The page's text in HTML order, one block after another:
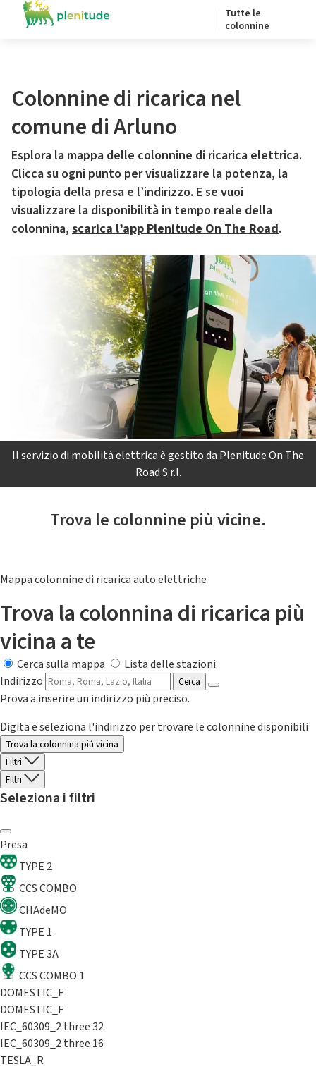
Tutte le
colonnine
Colonnine di ricarica nel
comune di Arluno
Esplora la mappa delle colonnine di ricarica elettrica.
Clicca su ogni punto per visualizzare la potenza, la
tipologia della presa e l’indirizzo. E se vuoi
visualizzare la disponibilità in tempo reale della
colonnina, scarica l’app Plenitude On The Road.
Il servizio di mobilità elettrica è gestito da Plenitude On The
Road S.r.l.
Trova le colonnine più vicine.
Mappa colonnine di ricarica auto elettriche
Trova la colonnina di ricarica più
vicina a te
Cerca sulla mappa
Lista delle stazioni
Indirizzo
Cerca
Prova a inserire un indirizzo più preciso.
Digita e seleziona l'indirizzo per trovare le colonnine disponibili
Trova la colonnina piú vicina
Filtri
Filtri
Seleziona i filtri
Presa
TYPE 2
CCS COMBO
CHAdeMO
TYPE 1
TYPE 3A
CCS COMBO 1
DOMESTIC_E
DOMESTIC_F
IEC_60309_2 three 32
IEC_60309_2 three 16
TESLA_R